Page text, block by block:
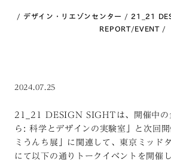
デザイン・リエゾンセンター 21_21
REPORT/EVENT
2024.07.25
21_21 DESIGN SIGHTは、開催中の
ら: 科学とデザインの実験室」と次回
ミうんち展」に関連して、東京ミッド
にて以下の通りトークイベントを開催